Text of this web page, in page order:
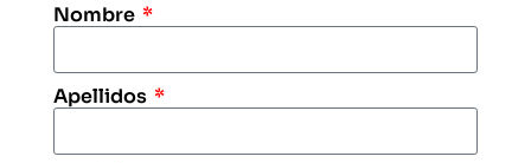
Nombre
Apellidos